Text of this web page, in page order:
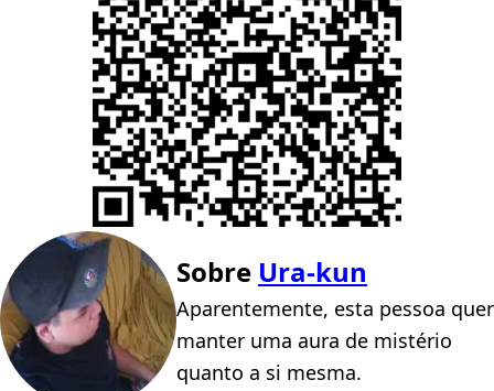
Sobre Ura-kun
Aparentemente, esta pessoa quer
manter uma aura de mistério
quanto a si mesma.